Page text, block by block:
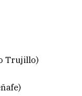
Trujillo)